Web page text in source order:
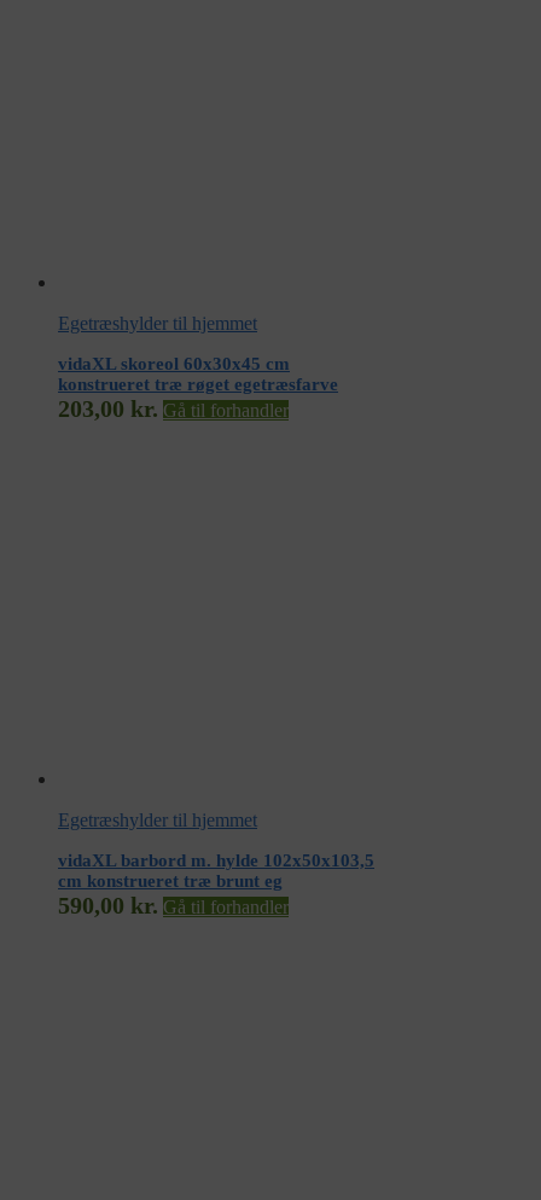
Egetræshylder til hjemmet
vidaXL skoreol 60x30x45 cm
konstrueret træ røget egetræsfarve
203,00 kr. Gå til forhandler
Egetræshylder til hjemmet
vidaXL barbord m. hylde 102x50x103,5
cm konstrueret træ brunt eg
590,00 kr. Gå til forhandler